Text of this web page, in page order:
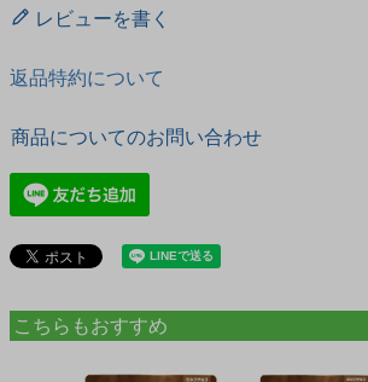
レビューを書く
返品特約について
商品についてのお問い合わせ
こちらもおすすめ